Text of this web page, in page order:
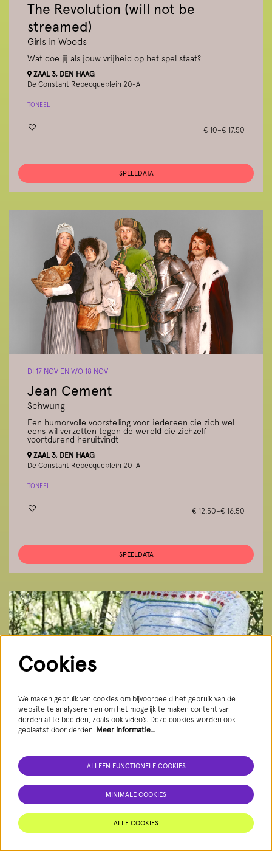
The Revolution (will not be
streamed)
Girls in Woods
Wat doe jij als jouw vrijheid op het spel staat?
ZAAL 3, DEN HAAG
De Constant Rebecqueplein 20-A
TONEEL
€ 10–€ 17,50
SPEELDATA
Jean Cement
Schwung
DI 17 NOV EN WO 18 NOV
Een humorvolle voorstelling voor iedereen die zich wel
eens wil verzetten tegen de wereld die zichzelf
voortdurend heruitvindt
ZAAL 3, DEN HAAG
De Constant Rebecqueplein 20-A
TONEEL
€ 12,50–€ 16,50
SPEELDATA
Moving Narrative
Amber Docters van Leeuwen
Wat gebeurt er met een familieband wanneer éen
generatie eruit is weggerukt?
Cookies
We maken gebruik van cookies om bijvoorbeeld het gebruik van de
website te analyseren en om het mogelijk te maken content van
derden af te beelden, zoals ook video’s. Deze cookies worden ook
geplaatst door derden. Meer informatie…
ALLEEN FUNCTIONELE COOKIES
MINIMALE COOKIES
ALLE COOKIES